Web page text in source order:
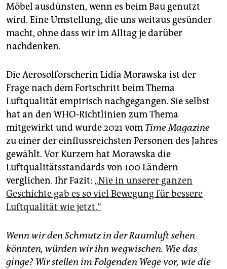
Möbel ausdünsten, wenn es beim Bau genutzt
wird. Eine Umstellung, die uns weitaus gesünder
macht, ohne dass wir im Alltag je darüber
nachdenken.
Die Aerosolforscherin Lidia Morawska ist der
Frage nach dem Fortschritt beim Thema
Luftqualität empirisch nachgegangen. Sie selbst
hat an den WHO-Richtlinien zum Thema
mitgewirkt und wurde 2021 vom Time Magazine
zu einer der einflussreichsten Personen des Jahres
gewählt. Vor Kurzem hat Morawska die
Luftqualitätsstandards von 100 Ländern
verglichen. Ihr Fazit: „Nie in unserer ganzen
Geschichte gab es so viel Bewegung für bessere
Luftqualität wie jetzt.“
Wenn wir den Schmutz in der Raumluft sehen
könnten, würden wir ihn wegwischen. Wie das
ginge? Wir stellen im Folgenden Wege vor, wie die